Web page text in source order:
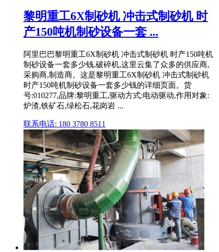
黎明重工6X制砂机 冲击式制砂机 时
产150吨机制砂设备一套 ...
阿里巴巴黎明重工6X制砂机 冲击式制砂机 时产150吨机
制砂设备一套多少钱,破碎机,这里云集了众多的供应商,
采购商,制造商。这是黎明重工6X制砂机 冲击式制砂机
时产150吨机制砂设备一套多少钱的详细页面。货
号:010277,品牌:黎明重工,驱动方式:电动驱动,作用对象:
炉渣,铁矿石,绿松石,花岗岩 ...
联系电话: 180 3780 8511